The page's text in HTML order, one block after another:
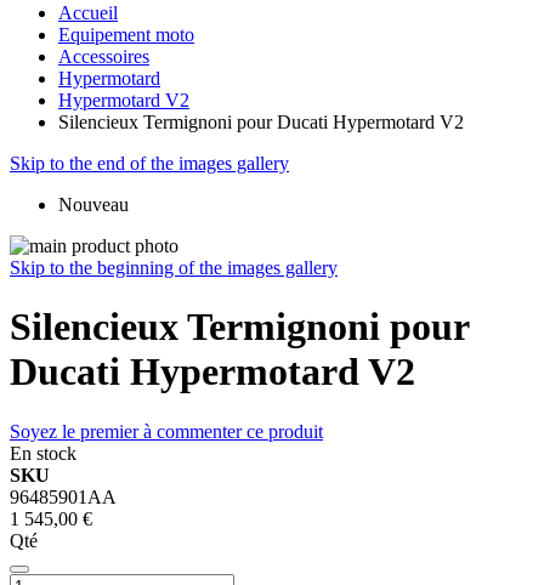
Accueil
Equipement moto
Accessoires
Hypermotard
Hypermotard V2
Silencieux Termignoni pour Ducati Hypermotard V2
Skip to the end of the images gallery
Nouveau
Skip to the beginning of the images gallery
Silencieux Termignoni pour
Ducati Hypermotard V2
Soyez le premier à commenter ce produit
En stock
SKU
96485901AA
1 545,00 €
Qté